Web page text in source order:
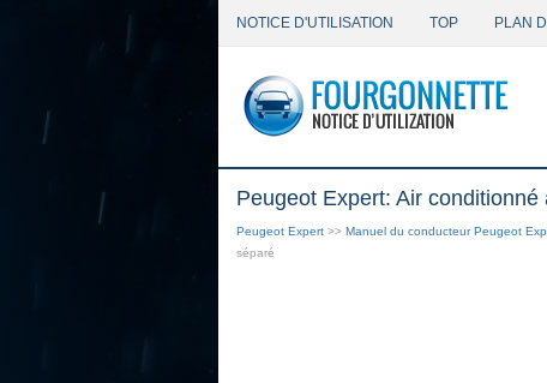
NOTICE D'UTILISATION TOP PLAN
Peugeot Expert: Air
Peugeot Expert >> Manuel du conducteur Peugeot
séparé